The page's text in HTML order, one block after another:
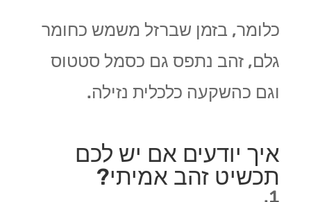
כלומר, בזמן שברזל משמש כחומר
גלם, זהב נתפס גם כסמל סטטוס
וגם כהשקעה כלכלית נזילה.
איך יודעים אם יש לכם
תכשיט זהב אמיתי?